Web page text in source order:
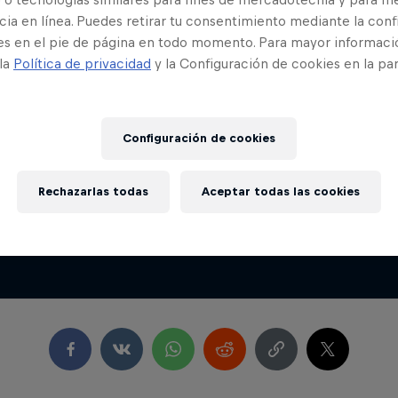
de la noche y la mejor batalla
2021
en línea. Puedes retirar tu consentimiento mediante la
en el pie de página en todo momento. Para mayor
Política de privacidad y la Configuración de cookies en la
Configuración de cookies
Rechazarlas todas Aceptar todas las cookies